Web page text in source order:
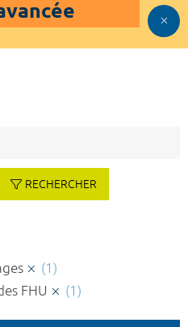
RECHERCHER
(1)
FHU
(1)